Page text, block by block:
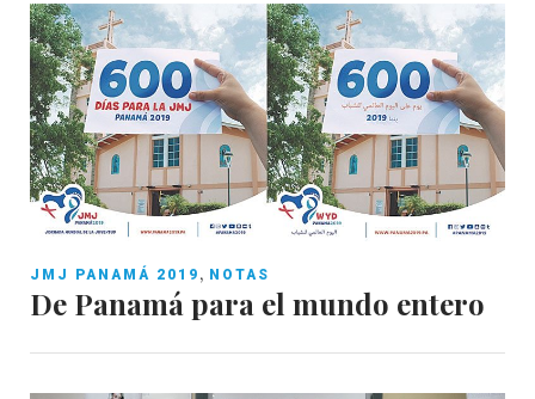
JMJ PANAMÁ 2019 , NOTAS
De Panamá para el mundo entero